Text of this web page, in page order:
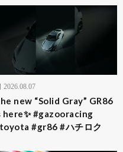
2026.08.07
new “Solid Gray” GR86
here✨ #gazooracing
#gr86 #ハチロク